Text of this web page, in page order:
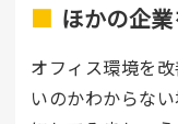
ほかの企
オフィス環境を
いのかわからない